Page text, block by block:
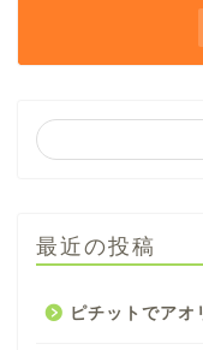
最近の投稿
ピチットでア